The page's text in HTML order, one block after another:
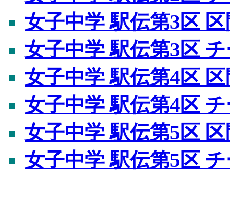
女子中学 駅伝第3区
女子中学 駅伝第3区
女子中学 駅伝第4区
女子中学 駅伝第4区
女子中学 駅伝第5区
女子中学 駅伝第5区